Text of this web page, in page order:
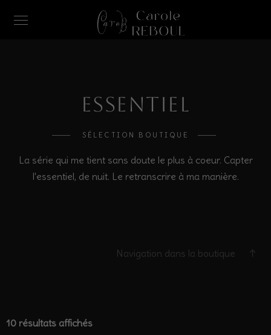
Essentiel
SÉLECTION BOUTIQUE
La série qui me tient sans doute le plus à coeur. Capter
l'essentiel, de nuit. Le retranscrire à ma manière.
Navigation dans la boutique ↑
10 résultats affichés